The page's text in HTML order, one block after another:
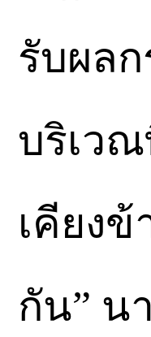
รับผล
บริเว
เคียง
กัน” น